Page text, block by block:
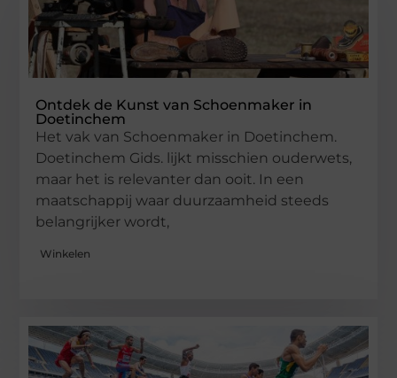
Ontdek de Kunst van Schoenmaker in
Doetinchem
Het vak van Schoenmaker in Doetinchem.
Doetinchem Gids. lijkt misschien ouderwets,
maar het is relevanter dan ooit. In een
maatschappij waar duurzaamheid steeds
belangrijker wordt,
Winkelen